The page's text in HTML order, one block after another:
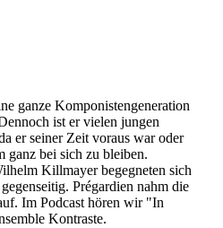
ganze Komponistengeneration
ist er vielen jungen
er seiner Zeit voraus war oder
ganz bei sich zu bleiben.
Killmayer begegneten sich
Prégardien nahm die
Im Podcast hören wir "In
Kontraste.